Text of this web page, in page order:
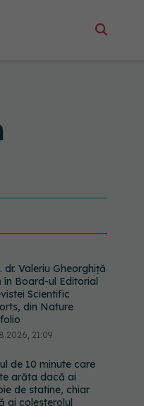
dr. Valeriu Gheorghiță
în Board-ul Editorial
Scientific
din Nature
21:09
de 10 minute care
arăta dacă ai
de statine, chiar
ai colesterolul